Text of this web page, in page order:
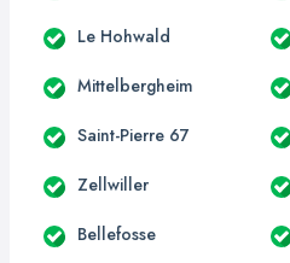
Le Hohwald
Mittelbergheim
Saint-Pierre 67
Zellwiller
Bellefosse